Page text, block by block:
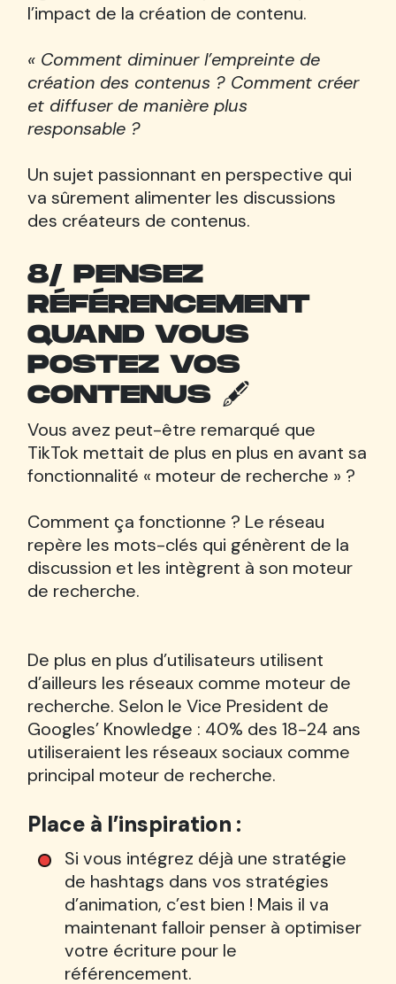
l’impact de la création de contenu.
« Comment diminuer l’empreinte de
création des contenus ? Comment créer
et diffuser de manière plus
responsable ?
Un sujet passionnant en perspective qui
va sûrement alimenter les discussions
des créateurs de contenus.
8/ PENSEZ
RÉFÉRENCEMENT
QUAND VOUS
POSTEZ VOS
CONTENUS 🖋
Vous avez peut-être remarqué que
TikTok mettait de plus en plus en avant sa
fonctionnalité « moteur de recherche » ?
Comment ça fonctionne ? Le réseau
repère les mots-clés qui génèrent de la
discussion et les intègrent à son moteur
de recherche.
De plus en plus d’utilisateurs utilisent
d’ailleurs les réseaux comme moteur de
recherche. Selon le Vice President de
Googles’ Knowledge : 40% des 18-24 ans
utiliseraient les réseaux sociaux comme
principal moteur de recherche.
Place à l’inspiration :
Si vous intégrez déjà une stratégie
de hashtags dans vos stratégies
d’animation, c’est bien ! Mais il va
maintenant falloir penser à optimiser
votre écriture pour le
référencement.